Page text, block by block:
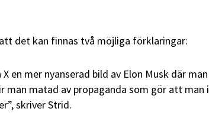
det kan finnas två möjliga förklaringar:
en mer nyanserad bild av Elon Musk där
man matad av propaganda som gör att man
skriver Strid.